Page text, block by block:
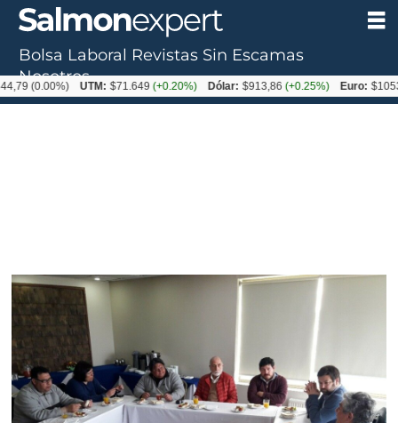
Bolsa Laboral Revistas Sin Escamas
Nosotros
UTM: $71.649(+0.20%) Dólar: $913,86(+0.25%) Euro: $1053,08 (-